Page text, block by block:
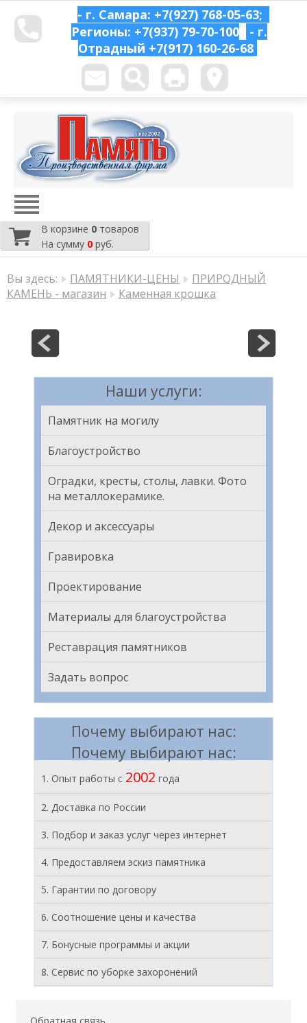
- г. Самара: +7(927) 768-05-63;
Регионы: +7(937) 79-70-100
- г.
Отрадный +7(917) 160-26-68
В корзине 0 товаров
На сумму 0 руб.
Вы здесь: ПАМЯТНИКИ-ЦЕНЫ
ПРИРОДНЫЙ
КАМЕНЬ - магазин
Каменная крошка
Наши услуги:
Памятник на могилу
Благоустройство
Оградки, кресты, столы, лавки. Фото
на металлокерамике.
Декор и аксессуары
Гравировка
Проектирование
Материалы для благоустройства
Реставрация памятников
Задать вопрос
Почему выбирают нас:
Почему выбирают нас:
1. Опыт работы с 2002 года
2. Доставка по России
3. Подбор и заказ услуг через интернет
4. Предоставляем эскиз памятника
5. Гарантии по договору
6. Соотношение цены и качества
7. Бонусные программы и акции
8. Cервис по уборке захоронений